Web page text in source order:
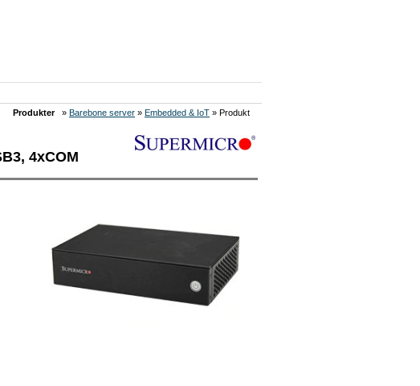
Produkter» Barebone server » Embedded & IoT » Produkt
4xCOM